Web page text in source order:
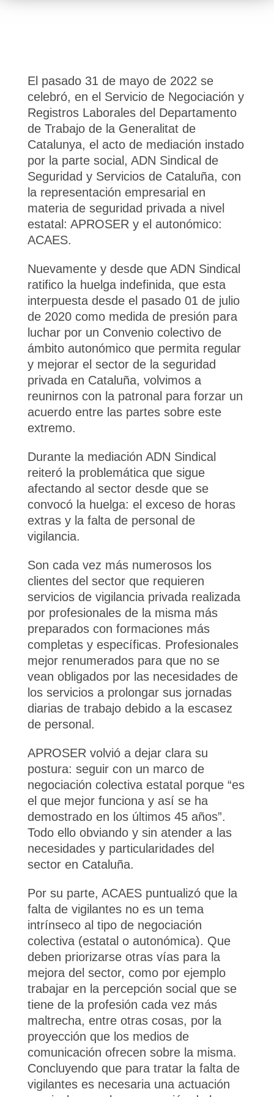
El pasado 31 de mayo de 2022 se
celebró, en el Servicio de Negociación y
Registros Laborales del Departamento
de Trabajo de la Generalitat de
Catalunya, el acto de mediación instado
por la parte social, ADN Sindical de
Seguridad y Servicios de Cataluña, con
la representación empresarial en
materia de seguridad privada a nivel
estatal: APROSER y el autonómico:
ACAES.
Nuevamente y desde que ADN Sindical
ratifico la huelga indefinida, que esta
interpuesta desde el pasado 01 de julio
de 2020 como medida de presión para
luchar por un Convenio colectivo de
ámbito autonómico que permita regular
y mejorar el sector de la seguridad
privada en Cataluña, volvimos a
reunirnos con la patronal para forzar un
acuerdo entre las partes sobre este
extremo.
Durante la mediación ADN Sindical
reiteró la problemática que sigue
afectando al sector desde que se
convocó la huelga: el exceso de horas
extras y la falta de personal de
vigilancia.
Son cada vez más numerosos los
clientes del sector que requieren
servicios de vigilancia privada realizada
por profesionales de la misma más
preparados con formaciones más
completas y específicas. Profesionales
mejor renumerados para que no se
vean obligados por las necesidades de
los servicios a prolongar sus jornadas
diarias de trabajo debido a la escasez
de personal.
APROSER volvió a dejar clara su
postura: seguir con un marco de
negociación colectiva estatal porque “es
el que mejor funciona y así se ha
demostrado en los últimos 45 años”.
Todo ello obviando y sin atender a las
necesidades y particularidades del
sector en Cataluña.
Por su parte, ACAES puntualizó que la
falta de vigilantes no es un tema
intrínseco al tipo de negociación
colectiva (estatal o autonómica). Que
deben priorizarse otras vías para la
mejora del sector, como por ejemplo
trabajar en la percepción social que se
tiene de la profesión cada vez más
maltrecha, entre otras cosas, por la
proyección que los medios de
comunicación ofrecen sobre la misma.
Concluyendo que para tratar la falta de
vigilantes es necesaria una actuación